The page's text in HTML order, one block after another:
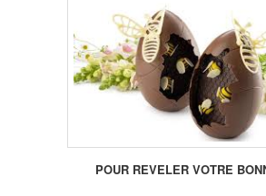
POUR REVELER VOTRE